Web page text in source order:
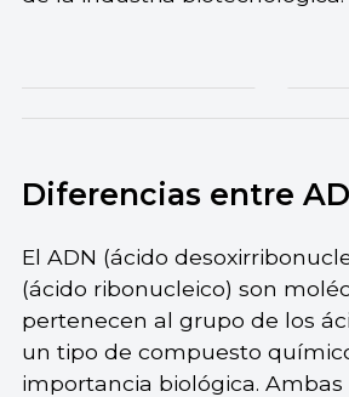
Diferencias entre
El ADN (ácido
(ácido ribonucleico) son
pertenecen al grupo de los
un tipo de compuesto
importancia biológica.